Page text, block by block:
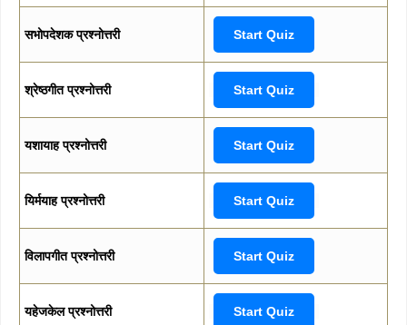
सभोपदेशक प्रश्नोत्तरी Start Quiz
श्रेष्ठगीत प्रश्नोत्तरी Start Quiz
यशायाह प्रश्नोत्तरी Start Quiz
यिर्मयाह प्रश्नोत्तरी Start Quiz
विलापगीत प्रश्नोत्तरी Start Quiz
यहेजकेल प्रश्नोत्तरी Start Quiz